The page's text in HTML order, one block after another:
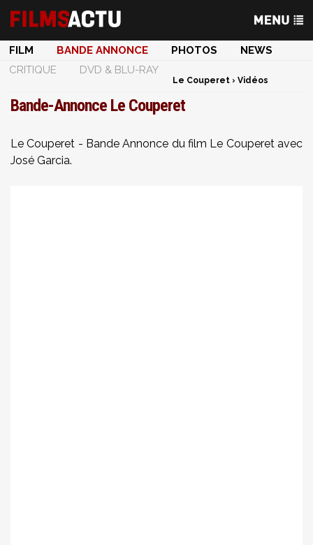
FILM BANDE ANNONCE PHOTOS
NEWS
CRITIQUE
DVD & BLU-RAY
Le Couperet › Vidéos
Bande-Annonce Le Couperet
Le Couperet - Bande Annonce du film Le Couperet avec
José Garcia.